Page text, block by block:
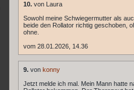
10. von Laura
Sowohl meine Schwiegermutter als
beide den Rollator richtig geschoben,
ohne.
vom 28.01.2026, 14.36
9. von konny
Jetzt melde ich mal. Mein Mann hatte